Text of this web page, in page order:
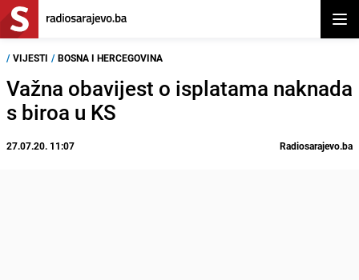
/ VIJESTI / BOSNA I HERCEGOVINA
Važna obavijest o isplatama naknada
s biroa u KS
27.07.20. 11:07 Radiosarajevo.ba